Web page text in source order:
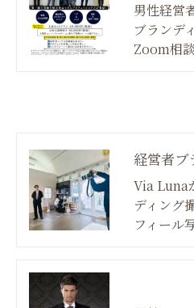
男性経営
ブランデ
Zoom相
経営者ブ
Via Luna
ディング
フィール